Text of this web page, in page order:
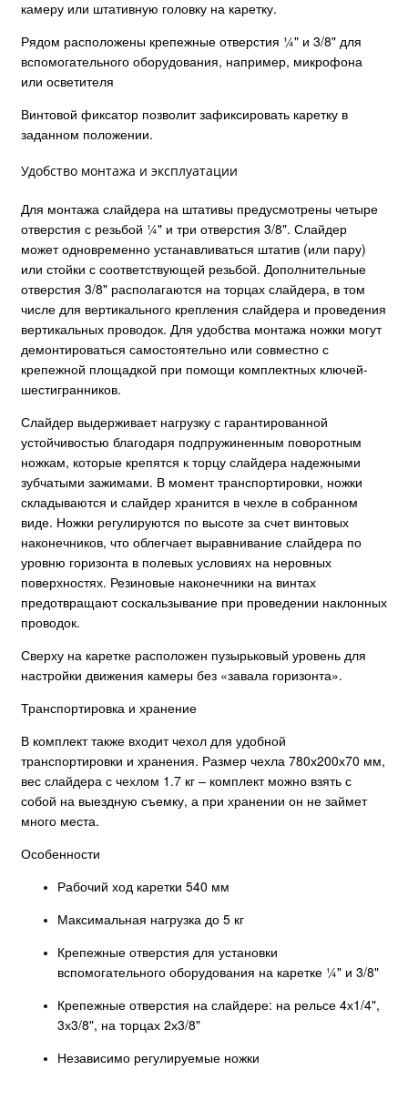
камеру или штативную головку на каретку.
Рядом расположены крепежные отверстия ¼" и 3/8" для
вспомогательного оборудования, например, микрофона
или осветителя
Винтовой фиксатор позволит зафиксировать каретку в
заданном положении.
Удобство монтажа и эксплуатации
Для монтажа слайдера на штативы предусмотрены четыре
отверстия с резьбой ¼" и три отверстия 3/8". Слайдер
может одновременно устанавливаться штатив (или пару)
или стойки с соответствующей резьбой. Дополнительные
отверстия 3/8" располагаются на торцах слайдера, в том
числе для вертикального крепления слайдера и проведения
вертикальных проводок. Для удобства монтажа ножки могут
демонтироваться самостоятельно или совместно с
крепежной площадкой при помощи комплектных ключей-
шестигранников.
Слайдер выдерживает нагрузку с гарантированной
устойчивостью благодаря подпружиненным поворотным
ножкам, которые крепятся к торцу слайдера надежными
зубчатыми зажимами. В момент транспортировки, ножки
складываются и слайдер хранится в чехле в собранном
виде. Ножки регулируются по высоте за счет винтовых
наконечников, что облегчает выравнивание слайдера по
уровню горизонта в полевых условиях на неровных
поверхностях. Резиновые наконечники на винтах
предотвращают соскальзывание при проведении наклонных
проводок.
Сверху на каретке расположен пузырьковый уровень для
настройки движения камеры без «завала горизонта».
Транспортировка и хранение
В комплект также входит чехол для удобной
транспортировки и хранения. Размер чехла 780х200х70 мм,
вес слайдера с чехлом 1.7 кг – комплект можно взять с
собой на выездную съемку, а при хранении он не займет
много места.
Особенности
Рабочий ход каретки 540 мм
Максимальная нагрузка до 5 кг
Крепежные отверстия для установки
вспомогательного оборудования на каретке ¼" и 3/8"
Крепежные отверстия на слайдере: на рельсе 4х1/4",
3х3/8", на торцах 2х3/8"
Независимо регулируемые ножки